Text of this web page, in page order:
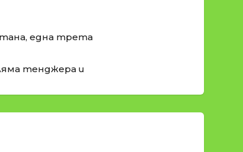
една трета
тенджера и